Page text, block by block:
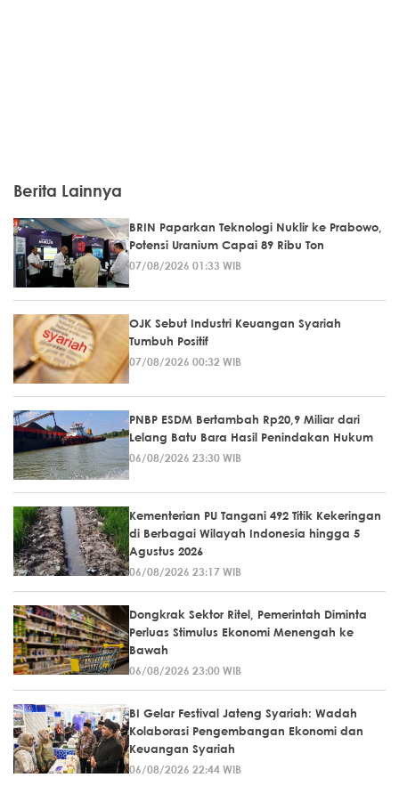
Berita Lainnya
BRIN Paparkan Teknologi Nuklir ke Prabowo,
Potensi Uranium Capai 89 Ribu Ton
07/08/2026 01:33 WIB
OJK Sebut Industri Keuangan Syariah
Tumbuh Positif
07/08/2026 00:32 WIB
PNBP ESDM Bertambah Rp20,9 Miliar dari
Lelang Batu Bara Hasil Penindakan Hukum
06/08/2026 23:30 WIB
Kementerian PU Tangani 492 Titik Kekeringan
di Berbagai Wilayah Indonesia hingga 5
Agustus 2026
06/08/2026 23:17 WIB
Dongkrak Sektor Ritel, Pemerintah Diminta
Perluas Stimulus Ekonomi Menengah ke
Bawah
06/08/2026 23:00 WIB
BI Gelar Festival Jateng Syariah: Wadah
Kolaborasi Pengembangan Ekonomi dan
Keuangan Syariah
06/08/2026 22:44 WIB